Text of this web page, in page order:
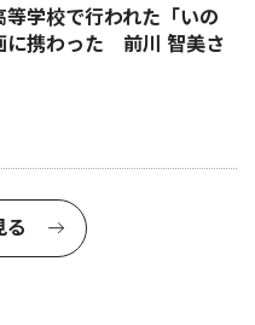
学校で行われた「いの
に携わった 前川 智美さ
る